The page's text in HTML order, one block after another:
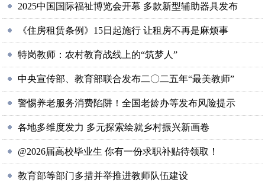
2025中国国际福祉博览会开幕 多款新型辅助器具发布
《住房租赁条例》15日起施行 让租房不再是麻烦事
特岗教师：农村教育战线上的“筑梦人”
中央宣传部、教育部联合发布二〇二五年“最美教师”
警惕养老服务消费陷阱！全国老龄办等发布风险提示
各地多维度发力 多元探索绘就乡村振兴新画卷
@2026届高校毕业生 你有一份求职补贴待领取！
教育部等部门多措并举推进教师队伍建设